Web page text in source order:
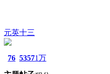
元英十三
76 53571万